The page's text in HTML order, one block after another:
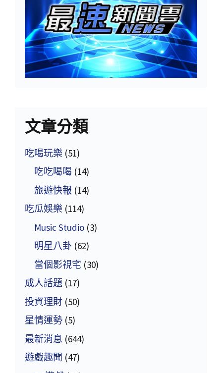
文章分類
吃喝玩樂 (51)
吃吃喝喝 (14)
旅遊快報 (14)
吃瓜娛樂 (114)
Music Studio (3)
明星八卦 (62)
當個影視宅 (30)
成人話題 (17)
投資理財 (50)
星情運勢 (5)
最新消息 (644)
遊戲趣聞 (47)